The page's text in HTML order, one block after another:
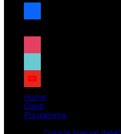
facebook
x
instagram
tiktok
youtube
Home
Ospiti
Programma